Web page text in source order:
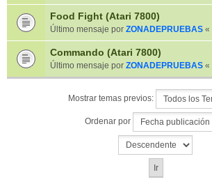
Food Fight (Atari 7800)
Último mensaje por ZONADEPRUEBAS «
Commando (Atari 7800)
Último mensaje por ZONADEPRUEBAS «
Mostrar temas previos:
Ordenar por